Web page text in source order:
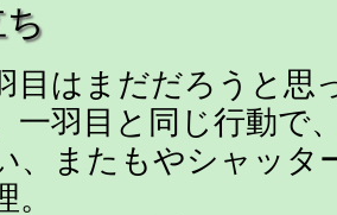
はまだだろうと思
一羽目と同じ行動で
、またもやシャッタ